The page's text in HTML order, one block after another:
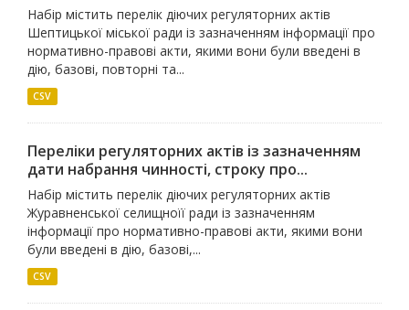
Набір містить перелік діючих регуляторних актів
Шептицької міської ради із зазначенням інформації про
нормативно-правові акти, якими вони були введені в
дію, базові, повторні та...
CSV
Переліки регуляторних актів із зазначенням
дати набрання чинності, строку про...
Набір містить перелік діючих регуляторних актів
Журавненської селищноїї ради із зазначенням
інформації про нормативно-правові акти, якими вони
були введені в дію, базові,...
CSV